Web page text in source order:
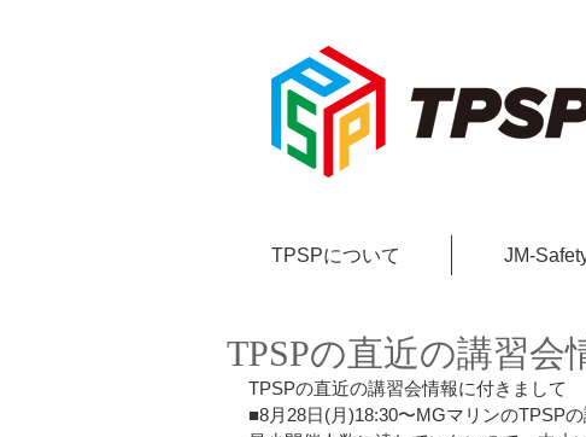
TPSPについて JM-
TPSPの直近の講習会
TPSPの直近の講習会情報に付きまして
■8月28日(月)18:30〜MGマリンのTPSPの